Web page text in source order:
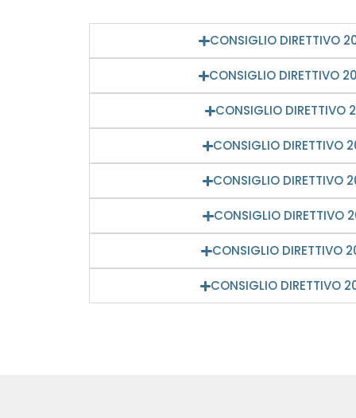
CONSIGLIO DIRETTIVO
CONSIGLIO DIRETTIVO
CONSIGLIO DIRETTIVO
CONSIGLIO DIRETTIVO
CONSIGLIO DIRETTIVO
CONSIGLIO DIRETTIVO
CONSIGLIO DIRETTIVO
CONSIGLIO DIRETTIVO